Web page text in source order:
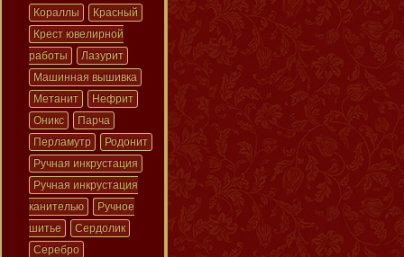
Кораллы
Красный
Крест ювелирной
работы
Лазурит
Машинная вышивка
Метанит
Нефрит
Оникс
Парча
Перламутр
Родонит
Ручная инкрустация
Ручная инкрустация
канителью
Ручное
шитье
Сердолик
Серебро